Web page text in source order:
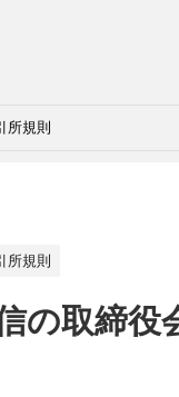
所規則
所規則
の取締役